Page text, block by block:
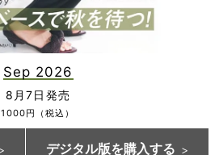
Sep 2026
8月7日発売
1000円（税込）
デジタル版を購入する